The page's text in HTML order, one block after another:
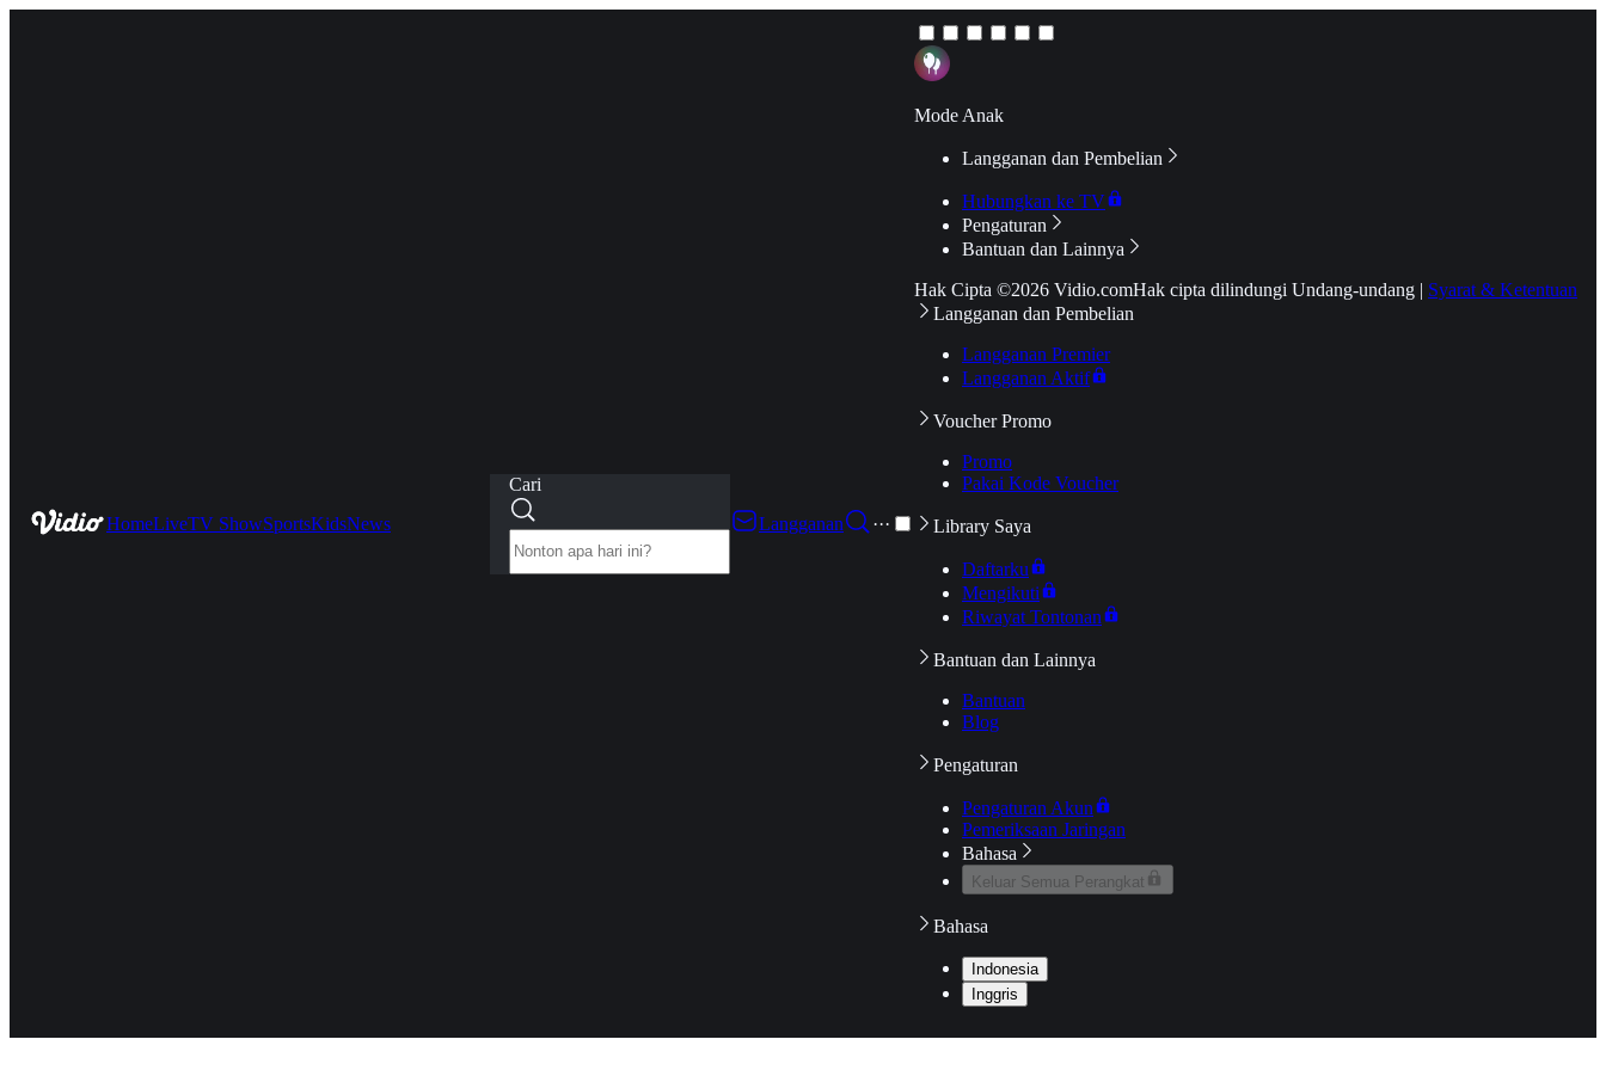
HomeLiveTV ShowSportsKidsNews
Cari
Langganan
···
Mode Anak
Langganan dan Pembelian
Hubungkan ke TV
Pengaturan
Bantuan dan Lainnya
Hak Cipta ©2026 Vidio.comHak cipta dilindungi Undang-undang | Syarat & Ketentuan
Langganan dan Pembelian
Langganan Premier
Langganan Aktif
Voucher Promo
Promo
Pakai Kode Voucher
Library Saya
Daftarku
Mengikuti
Riwayat Tontonan
Bantuan dan Lainnya
Bantuan
Blog
Pengaturan
Pengaturan Akun
Pemeriksaan Jaringan
Bahasa
Keluar Semua Perangkat
Bahasa
Indonesia
Inggris